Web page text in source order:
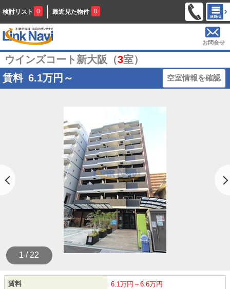
検討リスト 0 最近見た物件 0
お問合せ
ウインズコート新大阪（3室）
賃料 6.1万円～ 空室情報を確認
1 / 22
賃料 6.1万円～6.6万円